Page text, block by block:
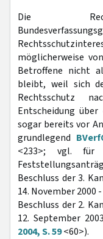
Die
möglicherweise
Betroffene nicht
bleibt, weil sich
Rechtsschutz
Entscheidung über
sogar bereits vor
grundlegend
<233>; vgl. für
Beschluss der 3.
14. November 2000 -
Beschluss der 2.
12. September
2004, S. 59<60>).